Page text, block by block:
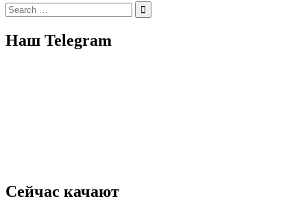
Search
for:
Наш Telegram
Сейчас качают